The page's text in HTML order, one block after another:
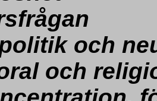
och
och